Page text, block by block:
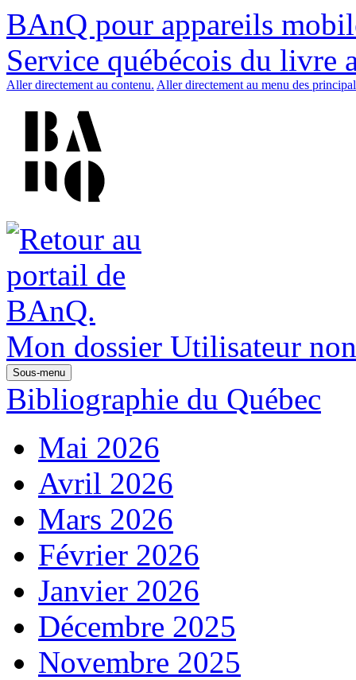
BAnQ pour appareils
Service québécois du livre
Aller directement au contenu. Aller directement au menu des
Mon dossier Utilisateur
Sous-menu
Bibliographie du Québec
Mai 2026
Avril 2026
Mars 2026
Février 2026
Janvier 2026
Décembre 2025
Novembre 2025